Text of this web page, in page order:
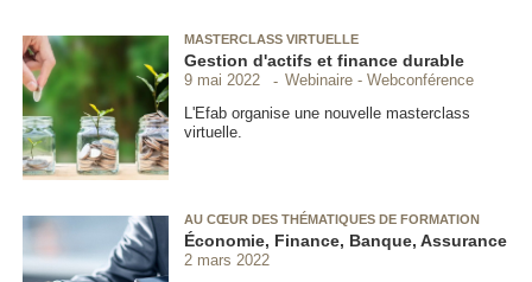
MASTERCLASS VIRTUELLE
Gestion d'actifs et finance durable
9 mai 2022
Webinaire - Webconférence
L'Efab organise une nouvelle masterclass
virtuelle.
AU CŒUR DES THÉMATIQUES DE FORMATION
Économie, Finance, Banque, Assurance
2 mars 2022